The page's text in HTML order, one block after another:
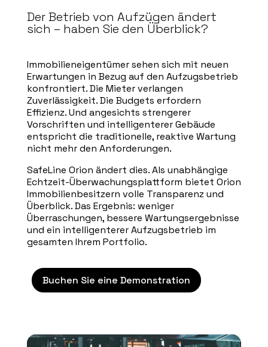
Der Betrieb von Aufzügen ändert
sich – haben Sie den Überblick?
Immobilieneigentümer sehen sich mit neuen
Erwartungen in Bezug auf den Aufzugsbetrieb
konfrontiert. Die Mieter verlangen
Zuverlässigkeit. Die Budgets erfordern
Effizienz. Und angesichts strengerer
Vorschriften und intelligenterer Gebäude
entspricht die traditionelle, reaktive Wartung
nicht mehr den Anforderungen.
SafeLine Orion ändert dies. Als unabhängige
Echtzeit-Überwachungsplattform bietet Orion
Immobilienbesitzern volle Transparenz und
Überblick. Das Ergebnis: weniger
Überraschungen, bessere Wartungsergebnisse
und ein intelligenterer Aufzugsbetrieb im
gesamten Ihrem Portfolio.
Buchen Sie eine Demonstration